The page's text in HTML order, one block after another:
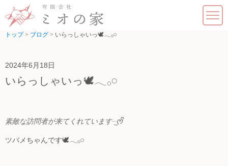
居宅介護支援
訪問介護
デイサービス ミオの家
トップ> ブログ > いらっしゃいっ🕊𓂃𓂂𓏸
2024年6月18日
いらっしゃいっ🕊𓂃𓂂𓏸
素敵な訪問者が来てくれています·͜·ᰔᩚ
ツバメちゃんです🕊𓂃𓂂𓏸